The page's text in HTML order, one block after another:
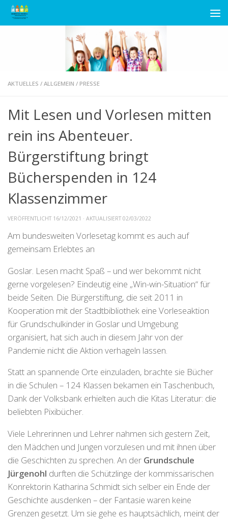
Unter dem Inhalt
AKTUELLES / ALLGEMEIN / PRESSE
Mit Lesen und Vorlesen mitten
rein ins Abenteuer.
Bürgerstiftung bringt
Bücherspenden in 124
Klassenzimmer
VERÖFFENTLICHT 16/12/2021 · AKTUALISIERT 02/03/2022
Am bundesweiten Vorlesetag kommt es auch auf
gemeinsam Erlebtes an
Goslar. Lesen macht Spaß – und wer bekommt nicht
gerne vorgelesen? Eindeutig eine „Win-win-Situation“ für
beide Seiten. Die Bürgerstiftung, die seit 2011 in
Kooperation mit der Stadtbibliothek eine Vorleseaktion
für Grundschulkinder in Goslar und Umgebung
organisiert, hat sich auch in diesem Jahr von der
Pandemie nicht die Aktion verhageln lassen.
Statt an spannende Orte einzuladen, brachte sie Bücher
in die Schulen – 124 Klassen bekamen ein Taschenbuch,
Dank der Volksbank erhielten auch die Kitas Literatur: die
beliebten Pixibücher.
Viele Lehrerinnen und Lehrer nahmen sich gestern Zeit,
den Mädchen und Jungen vorzulesen und mit ihnen über
die Geschichten zu sprechen. An der Grundschule
Jürgenohl durften die Schützlinge der kommissarischen
Konrektorin Katharina Schmidt sich selber ein Ende der
Geschichte ausdenken – der Fantasie waren keine
Grenzen gesetzt. Um sie gehe es hauptsächlich, meint der